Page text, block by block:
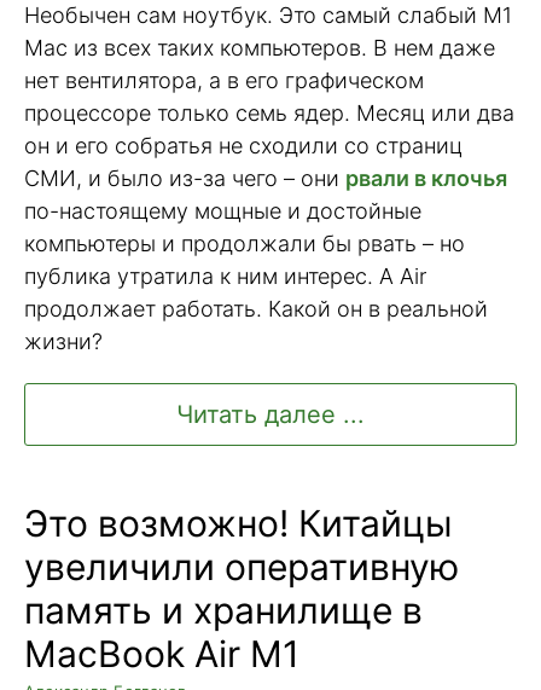
Необычен сам ноутбук. Это самый слабый M1
Mac из всех таких компьютеров. В нем даже
нет вентилятора, а в его графическом
процессоре только семь ядер. Месяц или два
он и его собратья не сходили со страниц
СМИ, и было из-за чего – они рвали в клочья
по-настоящему мощные и достойные
компьютеры и продолжали бы рвать – но
публика утратила к ним интерес. А Air
продолжает работать. Какой он в реальной
жизни?
Читать далее ...
Это возможно! Китайцы
увеличили оперативную
память и хранилище в
MacBook Air M1